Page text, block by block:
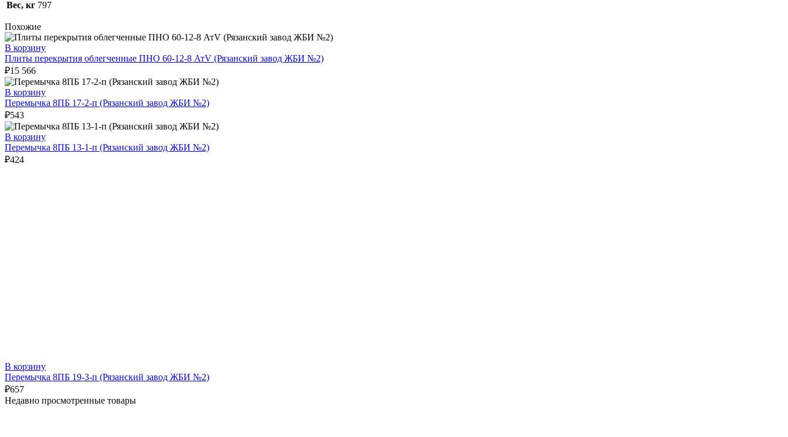
Вес, кг 797
Похожие
В корзину
Плиты перекрытия облегченные ПНО 60-12-8 АтV (Рязанский завод ЖБИ №2)
₽15 566
В корзину
Перемычка 8ПБ 17-2-п (Рязанский завод ЖБИ №2)
₽543
В корзину
Перемычка 8ПБ 13-1-п (Рязанский завод ЖБИ №2)
₽424
В корзину
Перемычка 8ПБ 19-3-п (Рязанский завод ЖБИ №2)
₽657
Недавно просмотренные товары